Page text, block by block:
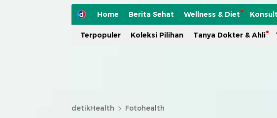
Home Berita Sehat Wellness & Diet
Terpopuler Koleksi Pilihan Tanya Dokter & Ahli
detikHealth Fotohealth